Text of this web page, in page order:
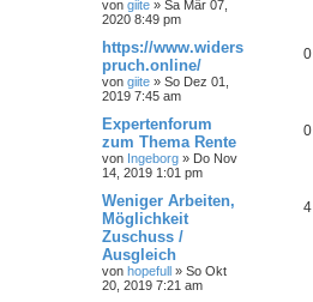
von giite » Sa Mär 07,
2020 8:49 pm
https://www.widers
pruch.online/
von giite » So Dez 01,
2019 7:45 am
0
Expertenforum
zum Thema Rente
von Ingeborg » Do Nov
14, 2019 1:01 pm
0
Weniger Arbeiten,
Möglichkeit
Zuschuss /
Ausgleich
von hopefull » So Okt
20, 2019 7:21 am
4